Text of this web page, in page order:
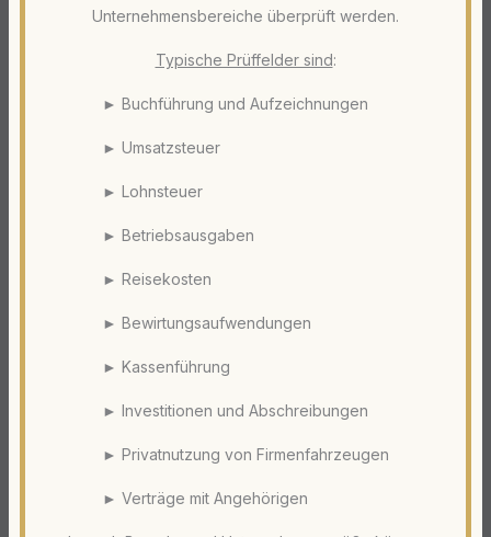
Unternehmensbereiche überprüft werden.
Typische Prüffelder sind:
► Buchführung und Aufzeichnungen
► Umsatzsteuer
► Lohnsteuer
► Betriebsausgaben
► Reisekosten
► Bewirtungsaufwendungen
► Kassenführung
► Investitionen und Abschreibungen
► Privatnutzung von Firmenfahrzeugen
► Verträge mit Angehörigen